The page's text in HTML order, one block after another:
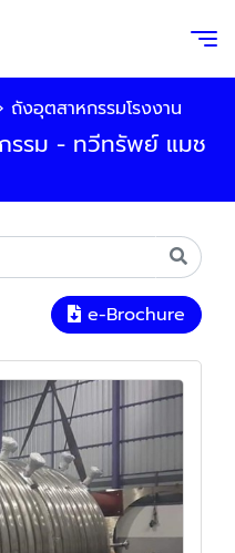
ถังอุตสาหกรรมโรงงาน
รรม - ทวีทรัพย์ แมช
e-Brochure